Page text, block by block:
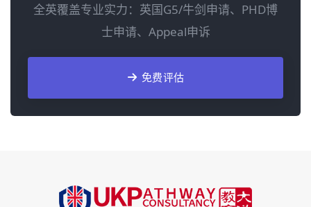
全英覆盖专业实力：英国G5/牛剑申请、PHD博
士申请、Appeal申诉
免费评估